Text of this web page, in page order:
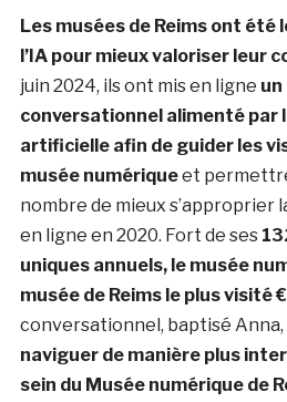
Les musées de Reims ont
l’IA pour mieux valoriser leur
juin 2024, ils ont mis en ligne
conversationnel alimenté par
artificielle afin de guider les
musée numériqueet
nombre de mieux s’approprier
en ligne en 2020. Fort de ses
uniques annuels, le musée
musée de Reims le plus visité
conversationnel, baptisé Anna,
naviguer de manière plus
sein du Musée numérique de